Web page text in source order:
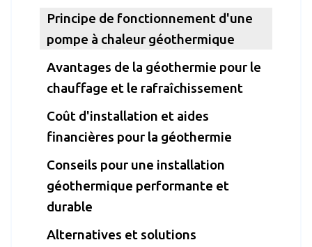
Principe de fonctionnement d'une
pompe à chaleur géothermique
Avantages de la géothermie pour le
chauffage et le rafraîchissement
Coût d'installation et aides
financières pour la géothermie
Conseils pour une installation
géothermique performante et
durable
Alternatives et solutions